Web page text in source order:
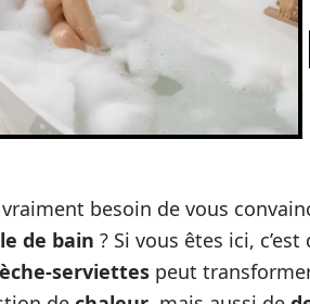
besoin de vous
de bain ? Si vous êtes ici,
serviettes peut